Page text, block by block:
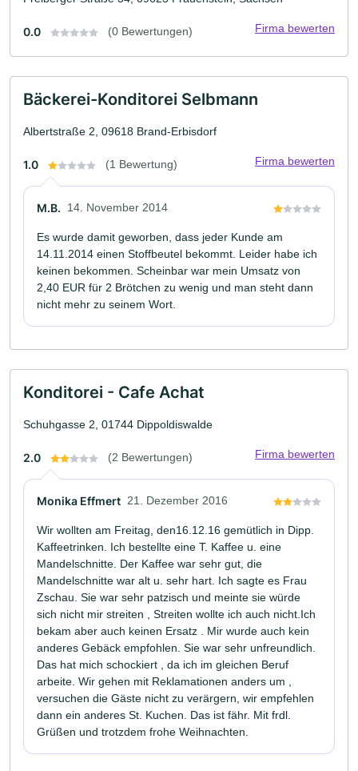
0.0 (0 Bewertungen) Firma bewerten
Bäckerei-Konditorei Selbmann
Albertstraße 2, 09618 Brand-Erbisdorf
1.0 (1 Bewertung) Firma bewerten
M.B. 14. November 2014
Es wurde damit geworben, dass jeder Kunde am
14.11.2014 einen Stoffbeutel bekommt. Leider habe ich
keinen bekommen. Scheinbar war mein Umsatz von
2,40 EUR für 2 Brötchen zu wenig und man steht dann
nicht mehr zu seinem Wort.
Konditorei - Cafe Achat
Schuhgasse 2, 01744 Dippoldiswalde
2.0 (2 Bewertungen) Firma bewerten
Monika Effmert 21. Dezember 2016
Wir wollten am Freitag, den16.12.16 gemütlich in Dipp.
Kaffeetrinken. Ich bestellte eine T. Kaffee u. eine
Mandelschnitte. Der Kaffee war sehr gut, die
Mandelschnitte war alt u. sehr hart. Ich sagte es Frau
Zschau. Sie war sehr patzisch und meinte sie würde
sich nicht mir streiten , Streiten wollte ich auch nicht.Ich
bekam aber auch keinen Ersatz . Mir wurde auch kein
anderes Gebäck empfohlen. Sie war sehr unfreundlich.
Das hat mich schockiert , da ich im gleichen Beruf
arbeite. Wir gehen mit Reklamationen anders um ,
versuchen die Gäste nicht zu verärgern, wir empfehlen
dann ein anderes St. Kuchen. Das ist fähr. Mit frdl.
Grüßen und trotzdem frohe Weihnachten.